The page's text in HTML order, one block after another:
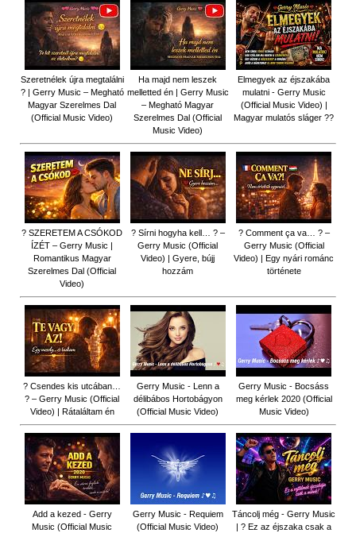
Szeretnélek újra megtalálni
? | Gerry Music – Megható
Magyar Szerelmes Dal
(Official Music Video)
Ha majd nem leszek
melletted én | Gerry Music
– Megható Magyar
Szerelmes Dal (Official
Music Video)
Elmegyek az éjszakába
mulatni - Gerry Music
(Official Music Video) |
Magyar mulatós sláger ??
? SZERETEM A CSÓKOD
ÍZÉT – Gerry Music |
Romantikus Magyar
Szerelmes Dal (Official
Video)
? Sírni hogyha kell… ? –
Gerry Music (Official
Video) | Gyere, bújj
hozzám
? Comment ça va… ? –
Gerry Music (Official
Video) | Egy nyári románc
története
? Csendes kis utcában…
? – Gerry Music (Official
Video) | Rátaláltam én
Gerry Music - Lenn a
délibábos Hortobágyon
(Official Music Video)
Gerry Music - Bocsáss
meg kérlek 2020 (Official
Music Video)
Add a kezed - Gerry
Music (Official Music
Gerry Music - Requiem
(Official Music Video)
Táncolj még - Gerry Music
| ? Ez az éjszaka csak a